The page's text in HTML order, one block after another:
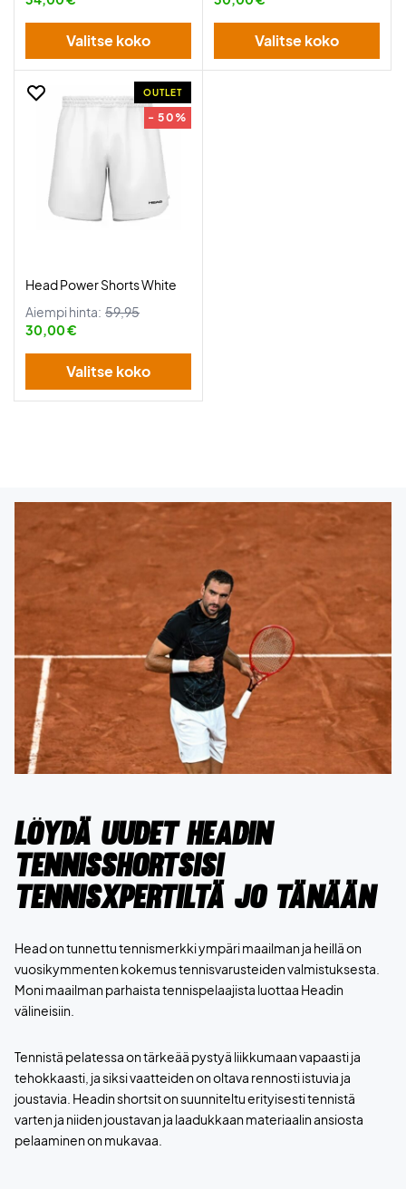
Valitse koko Valitse koko
OUTLET
- 50%
Head Power Shorts White
Aiempi hinta: 59,95
30,00 €
Valitse koko
Löydä uudet Headin
tennisshortsisi
TennisXpertiltä jo tänään
Head on tunnettu tennismerkki ympäri maailman ja heillä on
vuosikymmenten kokemus tennisvarusteiden valmistuksesta.
Moni maailman parhaista tennispelaajista luottaa Headin
välineisiin.
Tennistä pelatessa on tärkeää pystyä liikkumaan vapaasti ja
tehokkaasti, ja siksi vaatteiden on oltava rennosti istuvia ja
joustavia. Headin shortsit on suunniteltu erityisesti tennistä
varten ja niiden joustavan ja laadukkaan materiaalin ansiosta
pelaaminen on mukavaa.